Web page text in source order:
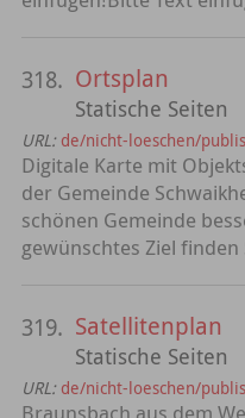
318. Ortsplan
Statische Seiten
URL: de/nicht-loeschen/
Digitale Karte mit
der Gemeinde
schönen Gemeinde
gewünschtes Ziel
319. Satellitenplan
Statische Seiten
URL: de/nicht-loeschen/